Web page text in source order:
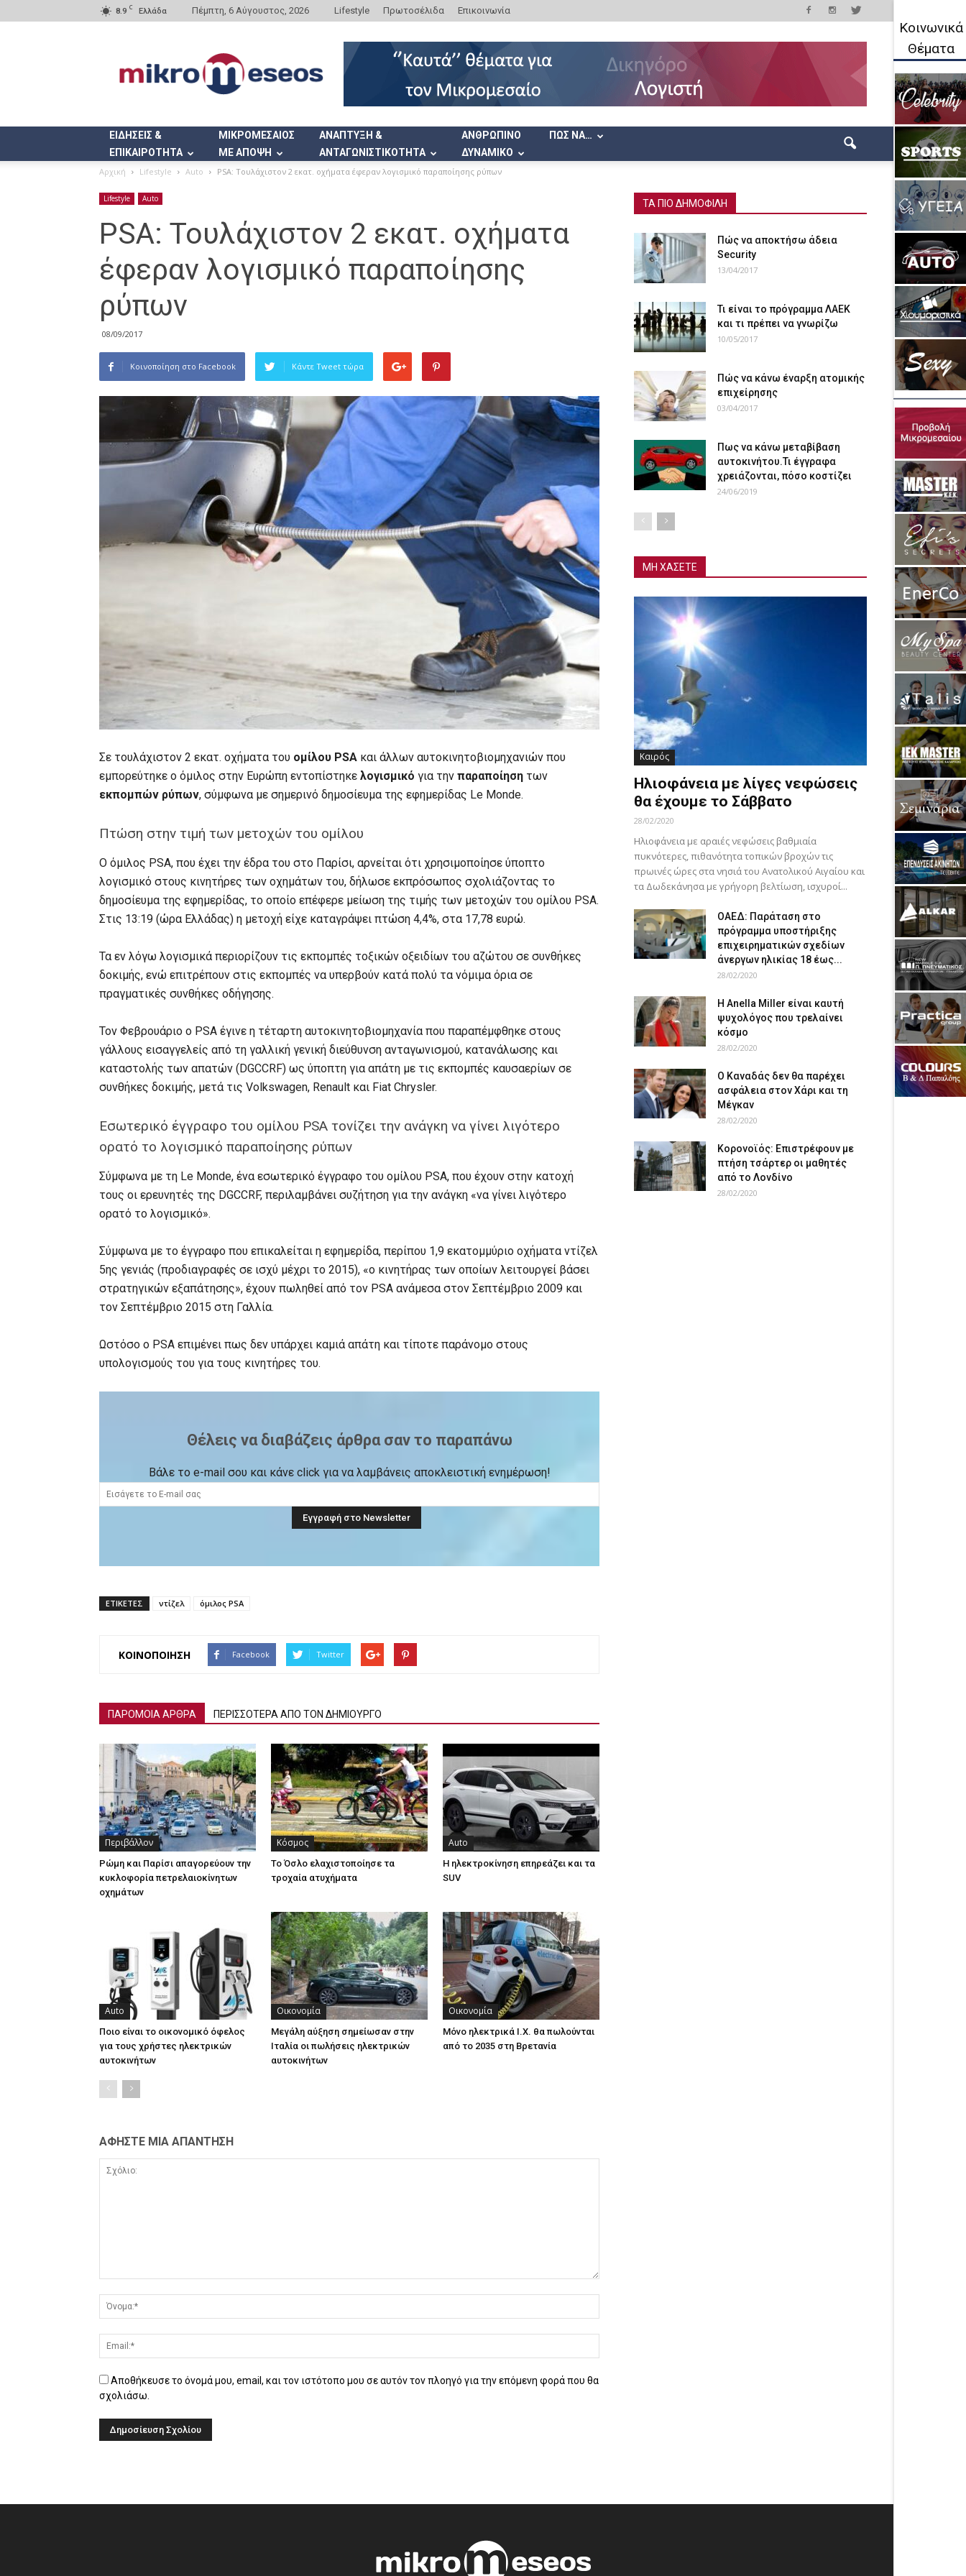
8.9 C Ελλάδα Πέμπτη, 6 Αύγουστος, 2026 Lifestyle Πρωτοσέλιδα Επικοινωνία
ΕΙΔΗΣΕΙΣ &
ΕΠΙΚΑΙΡΟΤΗΤΑ
ΜΙΚΡΟΜΕΣΑΙΟΣ
ΜΕ ΑΠΟΨΗ
ΑΝΑΠΤΥΞΗ &
ΑΝΤΑΓΩΝΙΣΤΙΚΟΤΗΤΑ
ΑΝΘΡΩΠΙΝΟ
ΔΥΝΑΜΙΚΟ
ΠΩΣ ΝΑ…
Αρχική Lifestyle Auto PSA: Τουλάχιστον 2 εκατ. οχήματα έφεραν λογισμικό παραποίησης ρύπων
Lifestyle Auto
PSA: Τουλάχιστον 2 εκατ. οχήματα
έφεραν λογισμικό παραποίησης
ρύπων
08/09/2017
Κοινοποίηση στο Facebook Κάντε Tweet τώρα
Σε τουλάχιστον 2 εκατ. οχήματα του ομίλου PSA και άλλων αυτοκινητοβιομηχανιών που
εμπορεύτηκε ο όμιλος στην Ευρώπη εντοπίστηκε λογισμικό για την παραποίηση των
εκπομπών ρύπων, σύμφωνα με σημερινό δημοσίευμα της εφημερίδας Le Monde.
Πτώση στην τιμή των μετοχών του ομίλου
Ο όμιλος PSA, που έχει την έδρα του στο Παρίσι, αρνείται ότι χρησιμοποίησε ύποπτο
λογισμικό στους κινητήρες των οχημάτων του, δήλωσε εκπρόσωπος σχολιάζοντας το
δημοσίευμα της εφημερίδας, το οποίο επέφερε μείωση της τιμής των μετοχών του ομίλου PSA.
Στις 13:19 (ώρα Ελλάδας) η μετοχή είχε καταγράψει πτώση 4,4%, στα 17,78 ευρώ.
Τα εν λόγω λογισμικά περιορίζουν τις εκπομπές τοξικών οξειδίων του αζώτου σε συνθήκες
δοκιμής, ενώ επιτρέπουν στις εκπομπές να υπερβούν κατά πολύ τα νόμιμα όρια σε
πραγματικές συνθήκες οδήγησης.
Τον Φεβρουάριο ο PSA έγινε η τέταρτη αυτοκινητοβιομηχανία που παραπέμφθηκε στους
γάλλους εισαγγελείς από τη γαλλική γενική διεύθυνση ανταγωνισμού, κατανάλωσης και
καταστολής των απατών (DGCCRF) ως ύποπτη για απάτη με τις εκπομπές καυσαερίων σε
συνθήκες δοκιμής, μετά τις Volkswagen, Renault και Fiat Chrysler.
Εσωτερικό έγγραφο του ομίλου PSA τονίζει την ανάγκη να γίνει λιγότερο
ορατό το λογισμικό παραποίησης ρύπων
Σύμφωνα με τη Le Monde, ένα εσωτερικό έγγραφο του ομίλου PSA, που έχουν στην κατοχή
τους οι ερευνητές της DGCCRF, περιλαμβάνει συζήτηση για την ανάγκη «να γίνει λιγότερο
ορατό το λογισμικό».
Σύμφωνα με το έγγραφο που επικαλείται η εφημερίδα, περίπου 1,9 εκατομμύριο οχήματα ντίζελ
5ης γενιάς (προδιαγραφές σε ισχύ μέχρι το 2015), «ο κινητήρας των οποίων λειτουργεί βάσει
στρατηγικών εξαπάτησης», έχουν πωληθεί από τον PSA ανάμεσα στον Σεπτέμβριο 2009 και
τον Σεπτέμβριο 2015 στη Γαλλία.
Ωστόσο ο PSA επιμένει πως δεν υπάρχει καμιά απάτη και τίποτε παράνομο στους
υπολογισμούς του για τους κινητήρες του.
Θέλεις να διαβάζεις άρθρα σαν το παραπάνω
Βάλε το e-mail σου και κάνε click για να λαμβάνεις αποκλειστική ενημέρωση!
ΕΤΙΚΕΤΕΣ ντίζελ όμιλος PSA
ΚΟΙΝΟΠΟΙΗΣΗ Facebook Twitter
ΠΑΡΟΜΟΙΑ ΑΡΘΡΑ ΠΕΡΙΣΣΟΤΕΡΑ ΑΠΟ ΤΟΝ ΔΗΜΙΟΥΡΓΟ
Περιβάλλον
Ρώμη και Παρίσι απαγορεύουν την
κυκλοφορία πετρελαιοκίνητων
οχημάτων
Κόσμος
Το Όσλο ελαχιστοποίησε τα
τροχαία ατυχήματα
Auto
Η ηλεκτροκίνηση επηρεάζει και τα
SUV
Auto
Ποιο είναι το οικονομικό όφελος
για τους χρήστες ηλεκτρικών
αυτοκινήτων
Οικονομία
Μεγάλη αύξηση σημείωσαν στην
Ιταλία οι πωλήσεις ηλεκτρικών
αυτοκινήτων
Οικονομία
Μόνο ηλεκτρικά Ι.Χ. θα πωλούνται
από το 2035 στη Βρετανία
ΑΦΗΣΤΕ ΜΙΑ ΑΠΑΝΤΗΣΗ
Αποθήκευσε το όνομά μου, email, και τον ιστότοπο μου σε αυτόν τον πλοηγό για την επόμενη φορά που θα
σχολιάσω.
ΤΑ ΠΙΟ ΔΗΜΟΦΙΛΗ
Πώς να αποκτήσω άδεια
Security
13/04/2017
Τι είναι το πρόγραμμα ΛΑΕΚ
και τι πρέπει να γνωρίζω
10/05/2017
Πώς να κάνω έναρξη ατομικής
επιχείρησης
03/04/2017
Πως να κάνω μεταβίβαση
αυτοκινήτου.Τι έγγραφα
χρειάζονται, πόσο κοστίζει
24/06/2019
ΜΗ ΧΑΣΕΤΕ
Καιρός
Ηλιοφάνεια με λίγες νεφώσεις
θα έχουμε το Σάββατο
28/02/2020
Ηλιοφάνεια με αραιές νεφώσεις βαθμιαία
πυκνότερες, πιθανότητα τοπικών βροχών τις
πρωινές ώρες στα νησιά του Ανατολικού Αιγαίου και
τα Δωδεκάνησα με γρήγορη βελτίωση, ισχυροί...
ΟΑΕΔ: Παράταση στο
πρόγραμμα υποστήριξης
επιχειρηματικών σχεδίων
άνεργων ηλικίας 18 έως...
28/02/2020
Η Anella Miller είναι καυτή
ψυχολόγος που τρελαίνει
κόσμο
28/02/2020
Ο Καναδάς δεν θα παρέχει
ασφάλεια στον Χάρι και τη
Μέγκαν
28/02/2020
Κορονοϊός: Επιστρέφουν με
πτήση τσάρτερ οι μαθητές
από το Λονδίνο
28/02/2020
Κοινωνικά
Θέματα